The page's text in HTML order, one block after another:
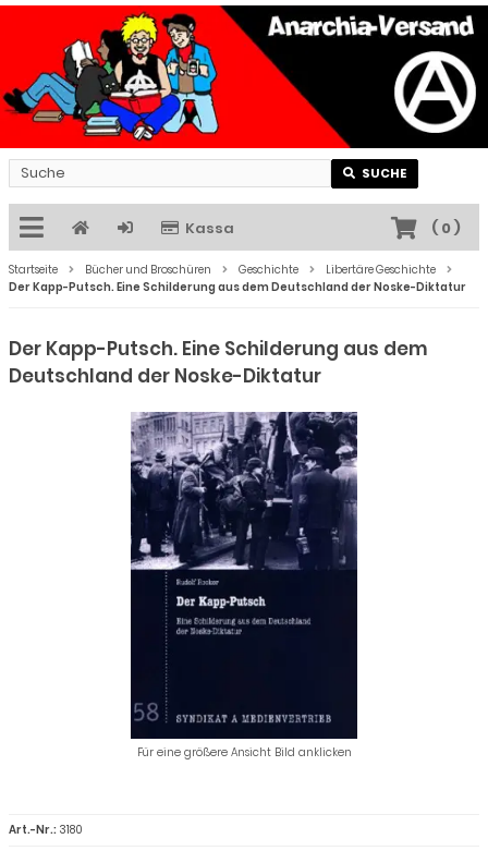
SUCHE
Kassa ( 0)
Startseite Bücher und Broschüren Geschichte
Libertäre Geschichte
Der Kapp-Putsch. Eine Schilderung aus dem Deutschland der Noske-Diktatur
Der Kapp-Putsch. Eine Schilderung aus dem
Deutschland der Noske-Diktatur
Für eine größere Ansicht Bild anklicken
Art.-Nr.: 3180